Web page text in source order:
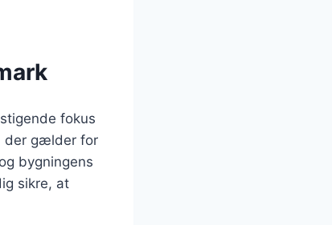
fokus
der gælder for
bygningens
sikre, at